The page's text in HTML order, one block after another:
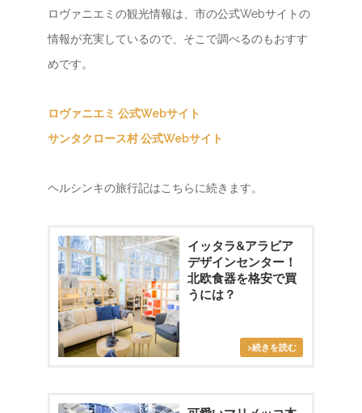
ロヴァニエミの観光情報は、市の公式Webサイトの
情報が充実しているので、そこで調べるのもおすす
めです。
ロヴァニエミ 公式Webサイト
サンタクロース村 公式Webサイト
ヘルシンキの旅行記はこちらに続きます。
イッタラ&アラビア
デザインセンター！
北欧食器を格安で買
うには？